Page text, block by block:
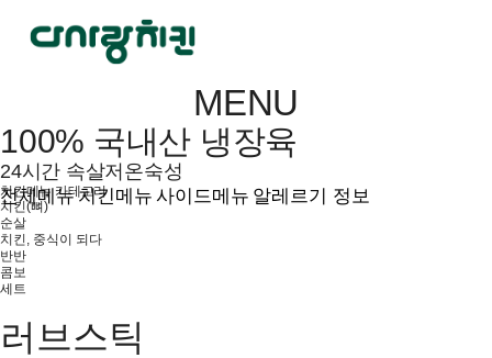
MENU
100% 국내산 냉장육
24시간 속살저온숙성
전체메뉴치킨메뉴 사이드메뉴 알레르기 정보
치킨메뉴 카테고리
치킨(뼈)
순살
치킨, 중식이 되다
반반
콤보
세트
러브스틱